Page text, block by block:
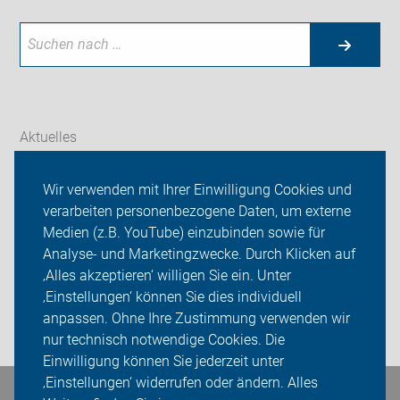
Wir verwenden mit Ihrer Einwilligung Cookies und
verarbeiten personenbezogene Daten, um externe
Medien (z.B. YouTube) einzubinden sowie für
Analyse- und Marketingzwecke. Durch Klicken auf
‚Alles akzeptieren‘ willigen Sie ein. Unter
‚Einstellungen‘ können Sie dies individuell
anpassen. Ohne Ihre Zustimmung verwenden wir
nur technisch notwendige Cookies. Die
Einwilligung können Sie jederzeit unter
‚Einstellungen‘ widerrufen oder ändern. Alles
Aktuelles
Touren und Termine
ADFC Langenfeld/Monheim
Sei dabei
Login